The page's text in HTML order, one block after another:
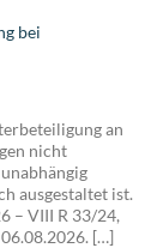
bei
an
nicht
ausgestaltet ist.
– VIII R 33/24,
[…]